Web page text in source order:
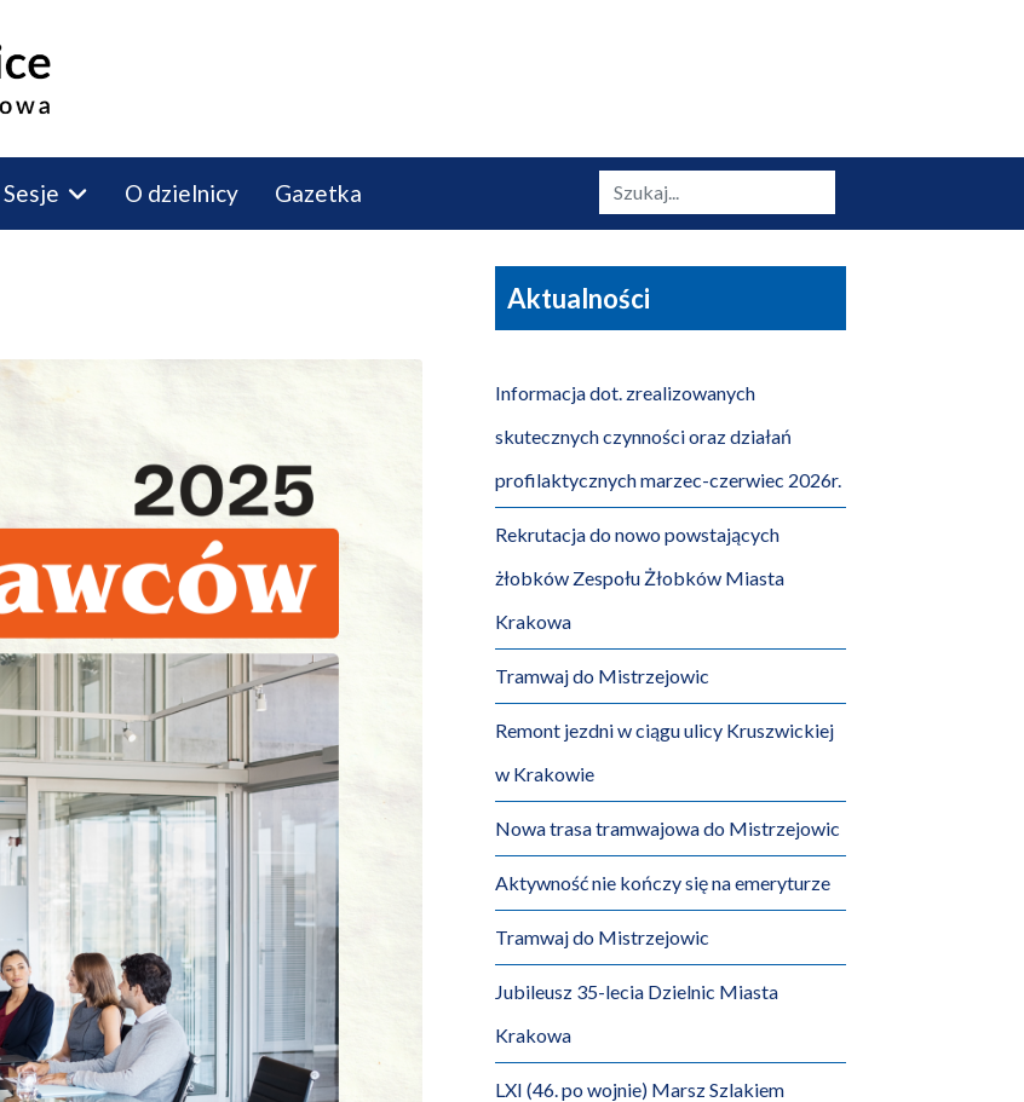
Sesje O dzielnicy Gazetka Szukaj
Aktualności
Informacja dot. zrealizowanych
skutecznych czynności oraz działań
profilaktycznych marzec-czerwiec 2026r.
Rekrutacja do nowo powstających
żłobków Zespołu Żłobków Miasta
Krakowa
Tramwaj do Mistrzejowic
Remont jezdni w ciągu ulicy Kruszwickiej
w Krakowie
Nowa trasa tramwajowa do Mistrzejowic
Aktywność nie kończy się na emeryturze
Tramwaj do Mistrzejowic
Jubileusz 35-lecia Dzielnic Miasta
Krakowa
LXI (46. po wojnie) Marsz Szlakiem